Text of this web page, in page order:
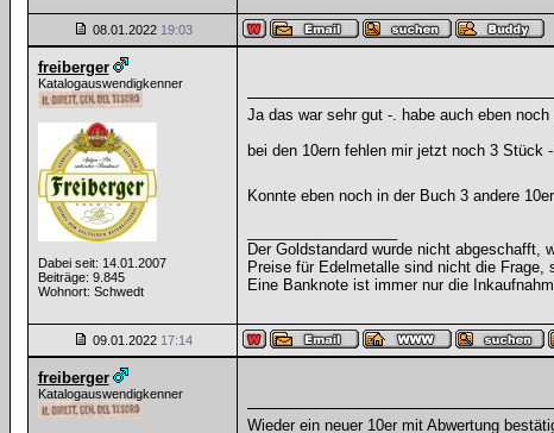
08.01.2022 19:03
freiberger
Katalogauswendigkenner
Dabei seit: 14.01.2007
Beiträge: 9.845
Wohnort: Schwedt
Ja das war sehr gut -. habe auch eben
bei den 10ern fehlen mir jetzt noch 3 Stück
Konnte eben noch in der Buch 3 andere
Der Goldstandard wurde nicht abgeschafft,
Preise für Edelmetalle sind nicht die Frage,
Eine Banknote ist immer nur die
09.01.2022 17:14
freiberger
Katalogauswendigkenner
Wieder ein neuer 10er mit Abwertung